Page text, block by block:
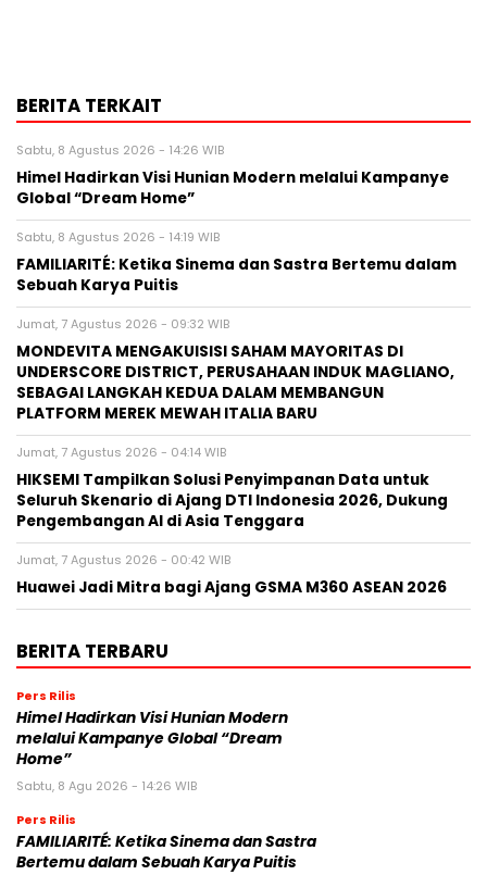
BERITA TERKAIT
Sabtu, 8 Agustus 2026 - 14:26 WIB
Himel Hadirkan Visi Hunian Modern melalui Kampanye
Global “Dream Home”
Sabtu, 8 Agustus 2026 - 14:19 WIB
FAMILIARITÉ: Ketika Sinema dan Sastra Bertemu dalam
Sebuah Karya Puitis
Jumat, 7 Agustus 2026 - 09:32 WIB
MONDEVITA MENGAKUISISI SAHAM MAYORITAS DI
UNDERSCORE DISTRICT, PERUSAHAAN INDUK MAGLIANO,
SEBAGAI LANGKAH KEDUA DALAM MEMBANGUN
PLATFORM MEREK MEWAH ITALIA BARU
Jumat, 7 Agustus 2026 - 04:14 WIB
HIKSEMI Tampilkan Solusi Penyimpanan Data untuk
Seluruh Skenario di Ajang DTI Indonesia 2026, Dukung
Pengembangan AI di Asia Tenggara
Jumat, 7 Agustus 2026 - 00:42 WIB
Huawei Jadi Mitra bagi Ajang GSMA M360 ASEAN 2026
BERITA TERBARU
Pers Rilis
Himel Hadirkan Visi Hunian Modern
melalui Kampanye Global “Dream
Home”
Sabtu, 8 Agu 2026 - 14:26 WIB
Pers Rilis
FAMILIARITÉ: Ketika Sinema dan Sastra
Bertemu dalam Sebuah Karya Puitis